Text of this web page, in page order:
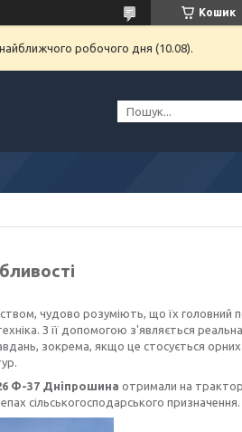
Кошик
робочого дня (10.08).
чудово розуміють, що їх головний
З її допомогою з'являється
зокрема, якщо це стосується орних
Ф-37 Дніпрошина отримали на
сільськогосподарського призначення.